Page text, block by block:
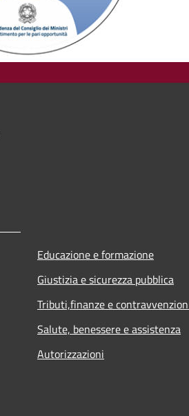
Educazione e formazione
Giustizia e sicurezza pubblica
Tributi,finanze e
Salute, benessere e assistenza
Autorizzazioni